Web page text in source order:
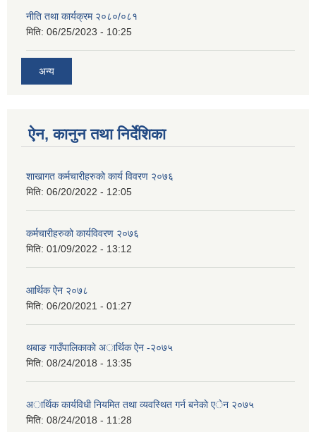
नीति तथा कार्यक्रम २०८०/०८१
मिति: 06/25/2023 - 10:25
अन्य
ऐन, कानुन तथा निर्देशिका
शाखागत कर्मचारीहरुको कार्य विवरण २०७६
मिति: 06/20/2022 - 12:05
कर्मचारीहरुको कार्यविवरण २०७६
मिति: 01/09/2022 - 13:12
आर्थिक ऐन २०७८
मिति: 06/20/2021 - 01:27
थबाङ गाउँपालिकाकाे अार्थिक ऐन -२०७५
मिति: 08/24/2018 - 13:35
अार्थिक कार्यविधी नियमित तथा व्यवस्थित गर्न बनेकाे एेन २०७५
मिति: 08/24/2018 - 11:28